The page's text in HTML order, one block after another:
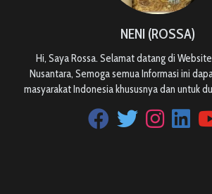
NENI (ROSSA)
Hi, Saya Rossa. Selamat datang di
Nusantara, Semoga semua Informasi ini
masyarakat Indonesia khususnya dan untuk